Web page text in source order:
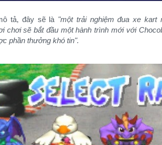
tả, đây sẽ là "một trải nghiệm đua xe
chơi sẽ bắt đầu một hành trình mới với
phần thưởng khó tin".